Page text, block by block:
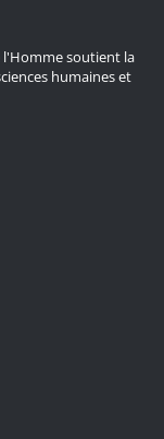
l'Homme soutient la
humaines et